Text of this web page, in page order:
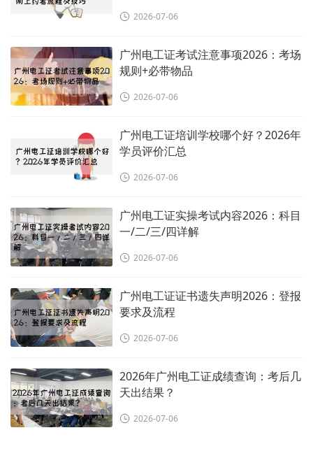
2026-07-06
广州电工证考试注意事项2026：考场
规则+必带物品
2026-07-06
广州电工证培训学校哪个好？2026年
学员评价汇总
2026-07-06
广州电工证实操考试内容2026：科目
一/二/三/四详解
2026-07-06
广州电工证证书遗失声明2026：登报
要求及流程
2026-07-06
2026年广州电工证成绩查询：考后几
天出结果？
2026-07-06